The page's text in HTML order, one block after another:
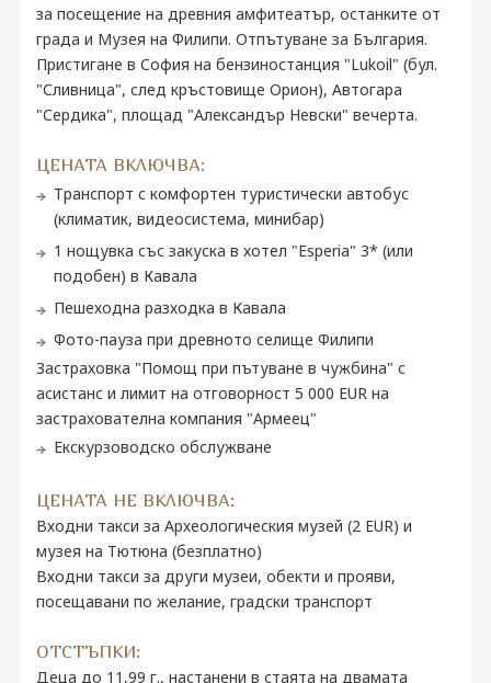
за посещение на древния амфитеатър, останките от
града и Музея на Филипи. Отпътуване за България.
Пристигане в София на бензиностанция "Lukoil" (бул.
"Сливница", след кръстовище Орион), Автогара
"Сердика", площад "Александър Невски" вечерта.
ЦЕНАТА ВКЛЮЧВА:
Транспорт с комфортен туристически автобус
(климатик, видеосистема, минибар)
1 нощувка със закуска в хотел "Esperia" 3* (или
подобен) в Кавала
Пешеходна разходка в Кавала
Фото-пауза при древното селище Филипи
Застраховка "Помощ при пътуване в чужбина" с
асистанс и лимит на отговорност 5 000 EUR на
застрахователна компания "Армеец"
Екскурзоводско обслужване
ЦЕНАТА НЕ ВКЛЮЧВА:
Входни такси за Археологическия музей (2 EUR) и
музея на Тютюна (безплатно)
Входни такси за други музеи, обекти и прояви,
посещавани по желание, градски транспорт
ОТСТЪПКИ:
Деца до 11,99 г., настанени в стаята на двамата